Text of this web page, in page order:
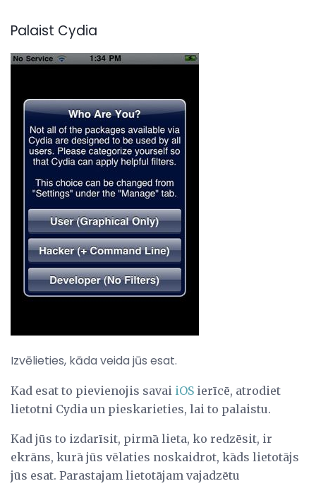
Palaist Cydia
Izvēlieties, kāda veida jūs esat.
Kad esat to pievienojis savai iOS ierīcē, atrodiet
lietotni Cydia un pieskarieties, lai to palaistu.
Kad jūs to izdarīsit, pirmā lieta, ko redzēsit, ir
ekrāns, kurā jūs vēlaties noskaidrot, kāds lietotājs
jūs esat. Parastajam lietotājam vajadzētu